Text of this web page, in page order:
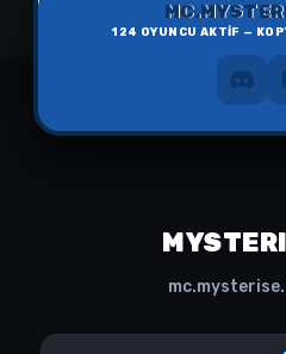
124 OYUNCU AKTİF —